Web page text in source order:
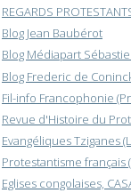
REGARDS
Blog Jean Baubérot
Blog Médiapart
Blog Frederic de
Fil-info Francophonie
Revue d'Histoire du
Evangéliques Tziganes
Protestantisme français
Eglises congolaises,